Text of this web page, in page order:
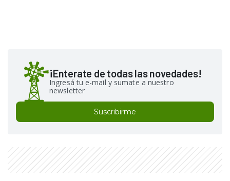
¡Enterate de todas las novedades!
Ingresá tu e-mail y sumate a nuestro
newsletter
Suscribirme